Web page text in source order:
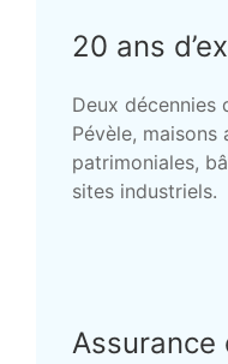
20 ans
Deux décennies
Pévèle, maisons
patrimoniales,
sites industriels.
Assurance